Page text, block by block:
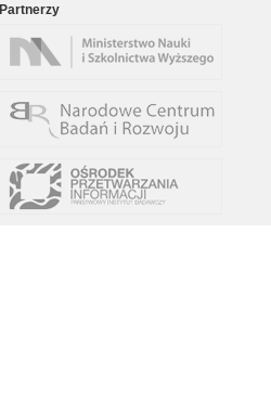
Partnerzy